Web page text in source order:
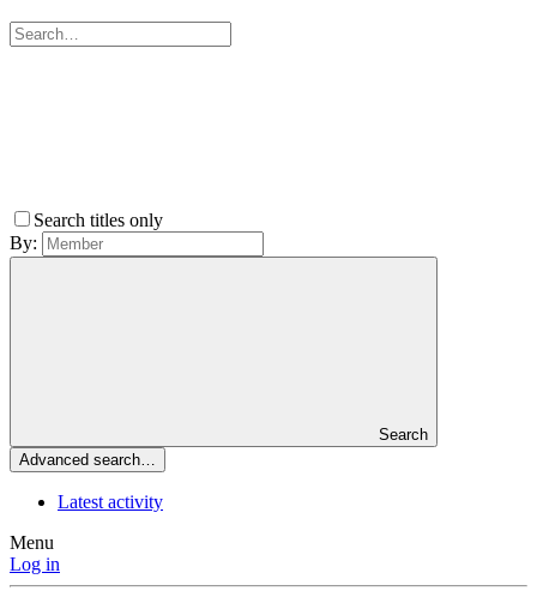
Search titles only
By:
Search
Advanced search…
Latest activity
Menu
Log in